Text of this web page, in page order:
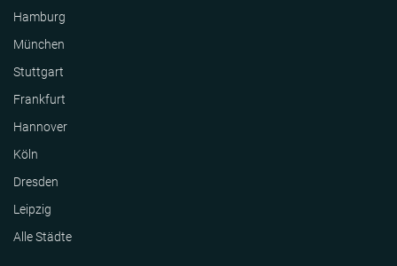
Hamburg
München
Stuttgart
Frankfurt
Hannover
Köln
Dresden
Leipzig
Alle Städte